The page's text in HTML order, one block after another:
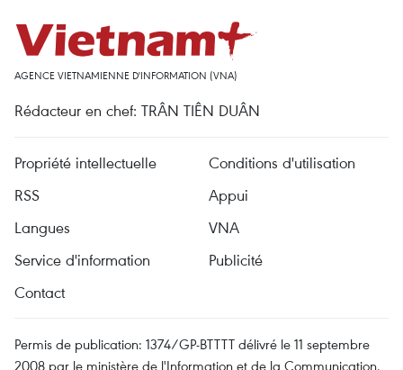
AGENCE VIETNAMIENNE D'INFORMATION (VNA)
Rédacteur en chef: TRÂN TIÊN DUÂN
Propriété intellectuelle
Conditions d'utilisation
RSS
Appui
Langues
VNA
Service d'information
Publicité
Contact
Permis de publication: 1374/GP-BTTTT délivré le 11 septembre
2008 par le ministère de l'Information et de la Communication.